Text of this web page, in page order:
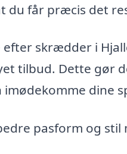
du får præcis det
skrædder i
tilbud. Dette gør
dine
pasform og